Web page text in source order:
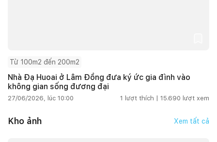
Từ 100m2 đến 200m2
Nhà Đạ Huoai ở Lâm Đồng đưa ký ức gia đình vào
không gian sống đương đại
27/06/2026, lúc 10:00 1 lượt thích | 15.690 lượt xem
Kho ảnh Xem tất cả